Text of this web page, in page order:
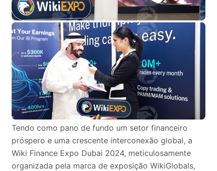
Tendo como pano de fundo um setor financeiro
próspero e uma crescente interconexão global, a
Wiki Finance Expo Dubai 2024, meticulosamente
organizada pela marca de exposição WikiGlobals,